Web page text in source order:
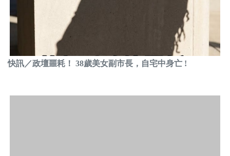
快訊／政壇噩耗！ 38歲美女副市長，自宅中身亡 !